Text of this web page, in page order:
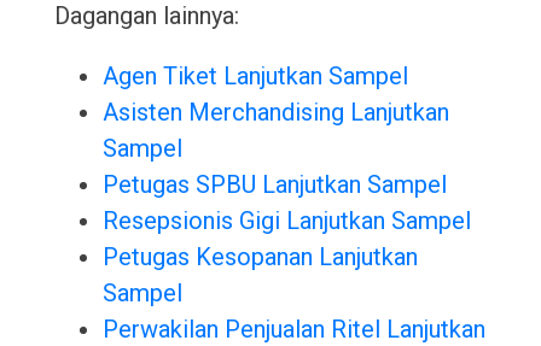
Dagangan lainnya:
Agen Tiket Lanjutkan Sampel
Asisten Merchandising Lanjutkan
Sampel
Petugas SPBU Lanjutkan Sampel
Resepsionis Gigi Lanjutkan Sampel
Petugas Kesopanan Lanjutkan
Sampel
Perwakilan Penjualan Ritel Lanjutkan